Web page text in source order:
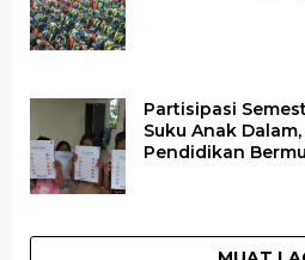
Partisipasi
Suku Anak
Pendidikan